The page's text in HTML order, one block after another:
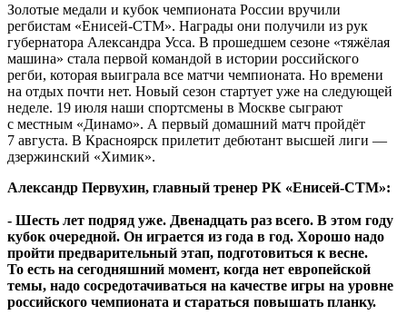
Золотые медали и кубок чемпионата России вручили
регбистам «Енисей-СТМ». Награды они получили из рук
губернатора Александра Усса. В прошедшем сезоне «тяжёлая
машина» стала первой командой в истории российского
регби, которая выиграла все матчи чемпионата. Но времени
на отдых почти нет. Новый сезон стартует уже на следующей
неделе. 19 июля наши спортсмены в Москве сыграют
с местным «Динамо». А первый домашний матч пройдёт
7 августа. В Красноярск прилетит дебютант высшей лиги —
дзержинский «Химик».
Александр Первухин, главный тренер РК «Енисей-СТМ»:
- Шесть лет подряд уже. Двенадцать раз всего. В этом году
кубок очередной. Он играется из года в год. Хорошо надо
пройти предварительный этап, подготовиться к весне.
То есть на сегодняшний момент, когда нет европейской
темы, надо сосредотачиваться на качестве игры на уровне
российского чемпионата и стараться повышать планку.